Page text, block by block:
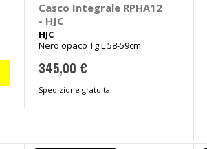
Casco Integrale RPHA12
- HJC
HJC
Nero opaco Tg L 58-59cm
345,00 €
Spedizione gratuita!